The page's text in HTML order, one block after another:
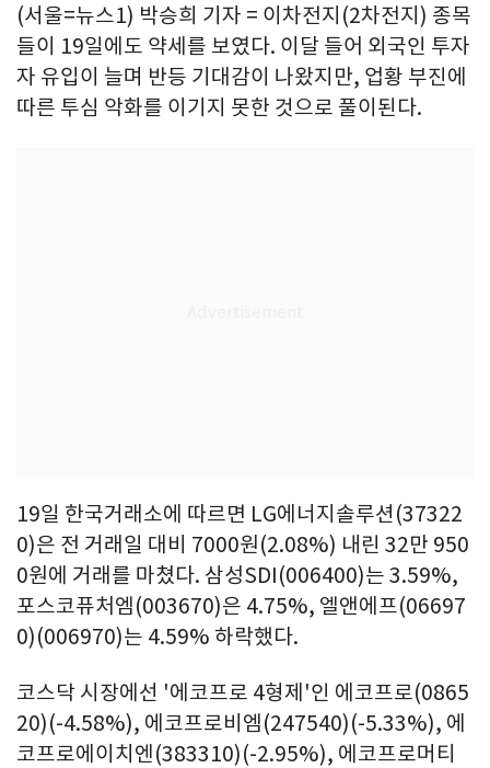
(서울=뉴스1) 박승희 기자 = 이차전지(2차전지) 종목
들이 19일에도 약세를 보였다. 이달 들어 외국인 투자
자 유입이 늘며 반등 기대감이 나왔지만, 업황 부진에
따른 투심 악화를 이기지 못한 것으로 풀이된다.
19일 한국거래소에 따르면 LG에너지솔루션(37322
0)은 전 거래일 대비 7000원(2.08%) 내린 32만 950
0원에 거래를 마쳤다. 삼성SDI(006400)는 3.59%,
포스코퓨처엠(003670)은 4.75%, 엘앤에프(06697
0)(006970)는 4.59% 하락했다.
코스닥 시장에선 '에코프로 4형제'인 에코프로(0865
20)(-4.58%), 에코프로비엠(247540)(-5.33%), 에
코프로에이치엔(383310)(-2.95%), 에코프로머티